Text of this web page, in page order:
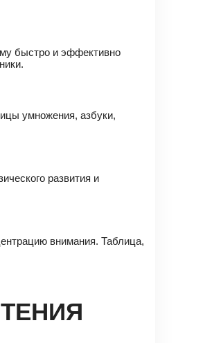
быстро и эффективно
умножения, азбуки,
развития и
внимания. Таблица,